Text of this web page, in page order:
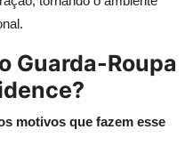
Guarda-Roupa
motivos que fazem esse